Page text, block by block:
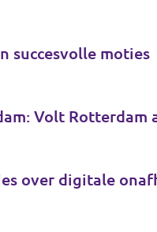
succesvolle moties
Volt Rotterdam
over digitale